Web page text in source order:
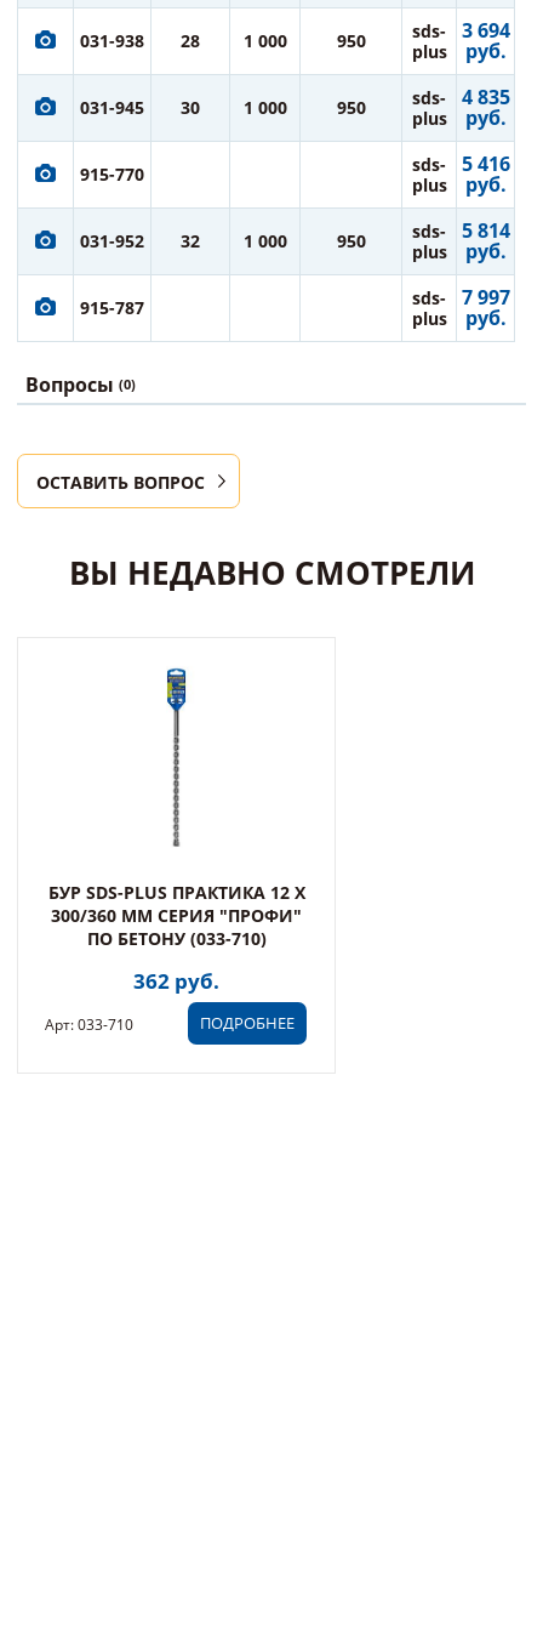
031-938 28 1 000 950
sds-
plus
3 694
руб.
031-945 30 1 000 950
sds-
plus
4 835
руб.
915-770
sds-
plus
5 416
руб.
031-952 32 1 000 950
sds-
plus
5 814
руб.
915-787
sds-
plus
7 997
руб.
Вопросы (0)
ОСТАВИТЬ ВОПРОС
ВЫ НЕДАВНО СМОТРЕЛИ
БУР SDS-PLUS ПРАКТИКА 12 Х
300/360 ММ СЕРИЯ "ПРОФИ"
ПО БЕТОНУ (033-710)
362 руб.
ПОДРОБНЕЕ
Арт: 033-710